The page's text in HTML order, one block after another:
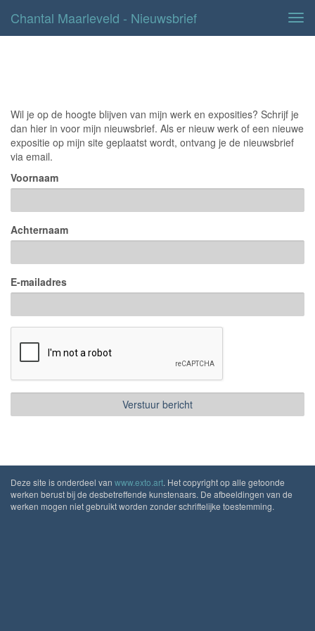
Chantal Maarleveld - Nieuwsbrief
Wil je op de hoogte blijven van mijn werk en exposities? Schrijf je
dan hier in voor mijn nieuwsbrief. Als er nieuw werk of een nieuwe
expositie op mijn site geplaatst wordt, ontvang je de nieuwsbrief
via email.
Voornaam
Achternaam
E-mailadres
Deze site is onderdeel van www.exto.art. Het copyright op alle getoonde
werken berust bij de desbetreffende kunstenaars. De afbeeldingen van de
werken mogen niet gebruikt worden zonder schriftelijke toestemming.